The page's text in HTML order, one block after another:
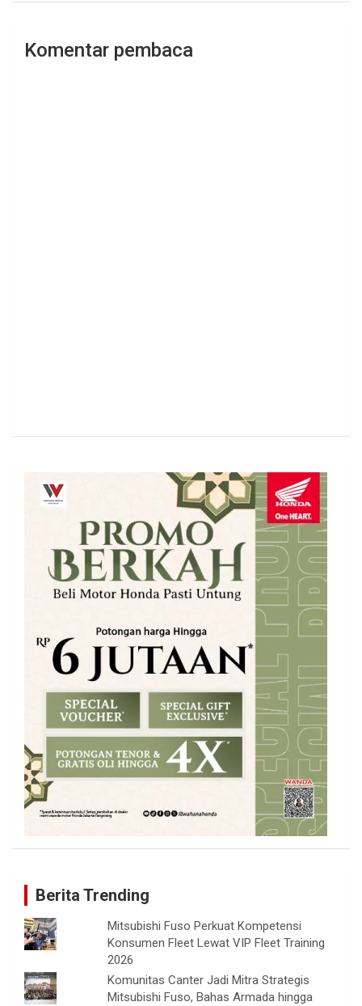
Komentar pembaca
Berita Trending
Mitsubishi Fuso Perkuat Kompetensi
Konsumen Fleet Lewat VIP Fleet Training
2026
Komunitas Canter Jadi Mitra Strategis
Mitsubishi Fuso, Bahas Armada hingga